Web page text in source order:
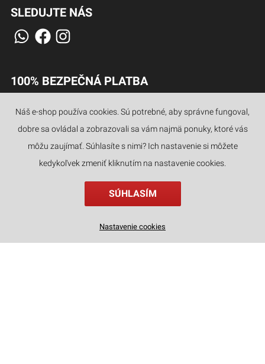
SLEDUJTE NÁS
100% BEZPEČNÁ PLATBA
JAZYKY
Náš e-shop používa cookies. Sú potrebné, aby správne fungoval,
dobre sa ovládal a zobrazovali sa vám najmä ponuky, ktoré vás
môžu zaujímať. Súhlasíte s nimi? Ich nastavenie si môžete
kedykoľvek zmeniť kliknutím na nastavenie cookies.
SÚHLASÍM
Nastavenie cookies